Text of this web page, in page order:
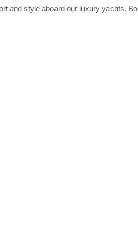
and style aboard our luxury yachts.